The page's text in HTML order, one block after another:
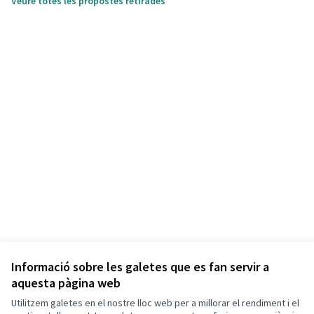
Informació sobre les galetes que es fan servir a
aquesta pàgina web
Utilitzem galetes en el nostre lloc web per a millorar el rendiment i el